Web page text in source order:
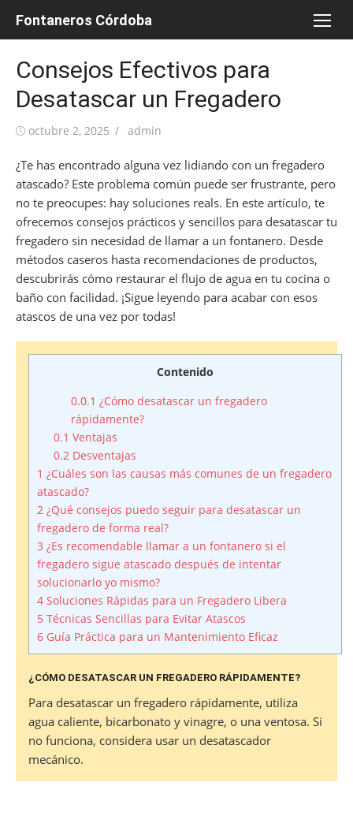
Fontaneros Córdoba
Consejos Efectivos para
Desatascar un Fregadero
Publicada
octubre 2, 2025 Autor
admin
¿Te has encontrado alguna vez lidiando con un fregadero
atascado? Este problema común puede ser frustrante, pero
no te preocupes: hay soluciones reals. En este artículo, te
ofrecemos consejos prácticos y sencillos para desatascar tu
fregadero sin necesidad de llamar a un fontanero. Desde
métodos caseros hasta recomendaciones de productos,
descubrirás cómo restaurar el flujo de agua en tu cocina o
baño con facilidad. ¡Sigue leyendo para acabar con esos
atascos de una vez por todas!
Contenido
0.0.1 ¿Cómo desatascar un fregadero
rápidamente?
0.1 Ventajas
0.2 Desventajas
1 ¿Cuáles son las causas más comunes de un fregadero
atascado?
2 ¿Qué consejos puedo seguir para desatascar un
fregadero de forma real?
3 ¿Es recomendable llamar a un fontanero si el
fregadero sigue atascado después de intentar
solucionarlo yo mismo?
4 Soluciones Rápidas para un Fregadero Libera
5 Técnicas Sencillas para Evitar Atascos
6 Guía Práctica para un Mantenimiento Eficaz
¿CÓMO DESATASCAR UN FREGADERO RÁPIDAMENTE?
Para desatascar un fregadero rápidamente, utiliza
agua caliente, bicarbonato y vinagre, o una ventosa. Si
no funciona, considera usar un desatascador
mecánico.